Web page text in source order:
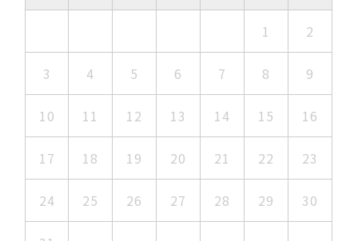
1 2
3 4 5 6 7 8 9
10 11 12 13 14 15 16
17 18 19 20 21 22 23
24 25 26 27 28 29 30